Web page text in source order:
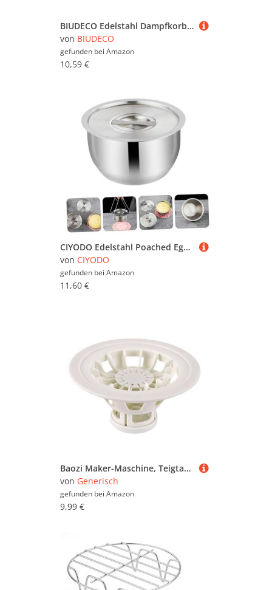
BIUDECO Edelstahl Dampfkorb Ring Hitzebeständig Kompakt und Leicht zu Reinigen Vielseitiger Einsatz als Einsatz für Töpfe und Pfannen zum Dämpfen von Gemüse Fisch und Dim Sum im Haushalt
von BIUDECO
gefunden bei Amazon
10,59 €
CIYODO Edelstahl Poached Egg Bowl mit Deckel Dickwandige Hohe Home Kitchen Egg Custard Schale Vielseitig als Gedämpfte Eier Salatschüssel Leicht und Spülmaschinenfest
von CIYODO
gefunden bei Amazon
11,60 €
Baozi Maker-Maschine, Teigtaschen-Macher, Baozi-Form, Teigtaschen-Dampfgarer, Küchenhelfer, Gebäckkuchen-Dampfbrötchenform, gedämpfte Brötchen, Werkzeug für chinesische Lebensmittelliebhaber
von Generisch
gefunden bei Amazon
9,99 €